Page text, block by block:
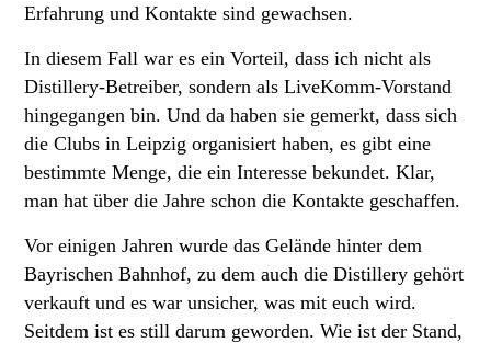
Erfahrung und Kontakte sind gewachsen.
In diesem Fall war es ein Vorteil, dass ich nicht als
Distillery-Betreiber, sondern als LiveKomm-Vorstand
hingegangen bin. Und da haben sie gemerkt, dass sich
die Clubs in Leipzig organisiert haben, es gibt eine
bestimmte Menge, die ein Interesse bekundet. Klar,
man hat über die Jahre schon die Kontakte geschaffen.
Vor einigen Jahren wurde das Gelände hinter dem
Bayrischen Bahnhof, zu dem auch die Distillery gehört
verkauft und es war unsicher, was mit euch wird.
Seitdem ist es still darum geworden. Wie ist der Stand,